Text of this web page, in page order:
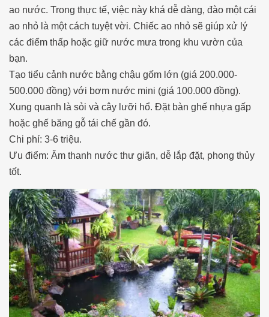
ao nước. Trong thực tế, việc này khá dễ dàng, đào một cái
ao nhỏ là một cách tuyệt vời. Chiếc ao nhỏ sẽ giúp xử lý
các điểm thấp hoặc giữ nước mưa trong khu vườn của
bạn.
Tạo tiểu cảnh nước bằng chậu gốm lớn (giá 200.000-
500.000 đồng) với bơm nước mini (giá 100.000 đồng).
Xung quanh là sỏi và cây lưỡi hổ. Đặt bàn ghế nhựa gấp
hoặc ghế băng gỗ tái chế gần đó.
Chi phí: 3-6 triệu.
Ưu điểm: Âm thanh nước thư giãn, dễ lắp đặt, phong thủy
tốt.